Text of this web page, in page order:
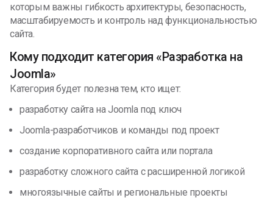
которым важны гибкость архитектуры, безопасность,
масштабируемость и контроль над функциональностью
сайта.
Кому подходит категория «Разработка на
Joomla»
Категория будет полезна тем, кто ищет:
разработку сайта на Joomla под ключ
Joomla-разработчиков и команды под проект
создание корпоративного сайта или портала
разработку сложного сайта с расширенной логикой
многоязычные сайты и региональные проекты